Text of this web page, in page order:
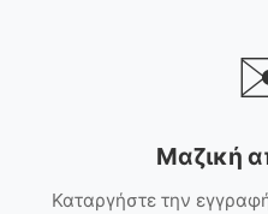
Μαζική
Καταργήστε την